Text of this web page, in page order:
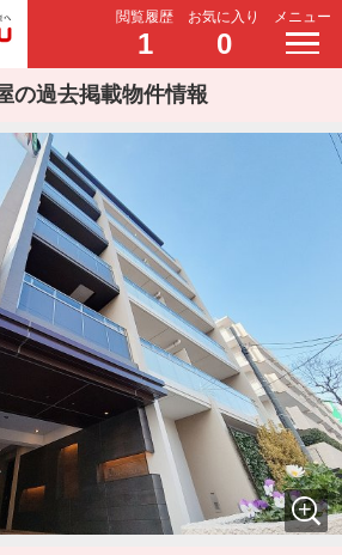
閲覧履歴
1
お気に入り
0
メニュー
の過去掲載物件情報